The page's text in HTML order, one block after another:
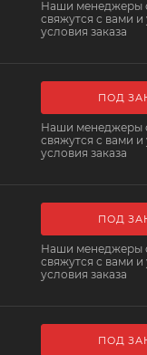
Наши менеджеры
свяжутся с вами и
условия заказа
ПОД
Наши менеджеры
свяжутся с вами и
условия заказа
ПОД
Наши менеджеры
свяжутся с вами и
условия заказа
ПОД